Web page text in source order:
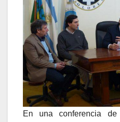
En una conferencia